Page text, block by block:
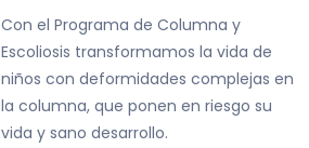
Con el Programa de Columna y
Escoliosis transformamos la vida de
niños con deformidades complejas en
la columna, que ponen en riesgo su
vida y sano desarrollo.